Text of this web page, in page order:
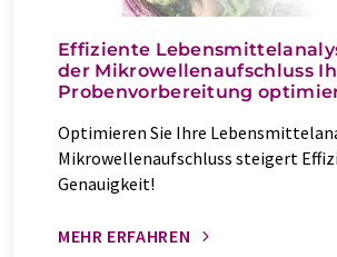
Effiziente
der Mikrowellenaufschluss
Probenvorbereitung
Optimieren Sie Ihre
Mikrowellenaufschluss steigert
Genauigkeit!
MEHR ERFAHREN